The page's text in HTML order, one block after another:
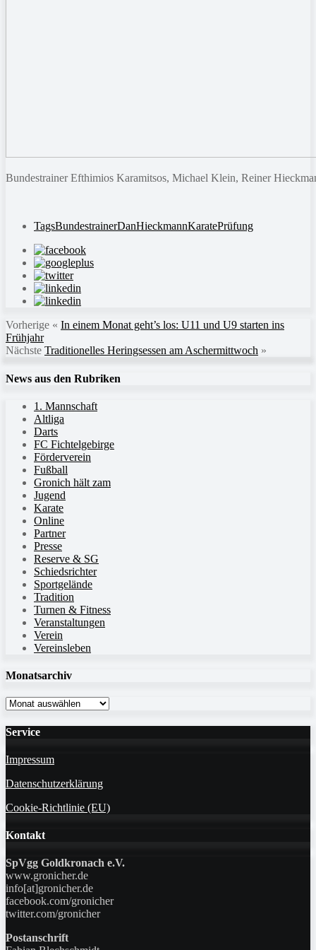
Bundestrainer Efthimios Karamitsos, Michael Klein, Reiner
TagsBundestrainerDanHieckmannKaratePrüfung
Vorherige « In einem Monat geht’s los: U11 und U9 starten ins
Frühjahr
Nächste Traditionelles Heringsessen am Aschermittwoch »
News aus den Rubriken
1. Mannschaft
Altliga
Darts
FC Fichtelgebirge
Förderverein
Fußball
Gronich hält zam
Jugend
Karate
Online
Partner
Presse
Reserve & SG
Schiedsrichter
Sportgelände
Tradition
Turnen & Fitness
Veranstaltungen
Verein
Vereinsleben
Monatsarchiv
Monatsarchiv
Service
Impressum
Datenschutzerklärung
Cookie-Richtlinie (EU)
Kontakt
SpVgg Goldkronach e.V.
www.gronicher.de
info[at]gronicher.de
facebook.com/gronicher
twitter.com/gronicher
Postanschrift